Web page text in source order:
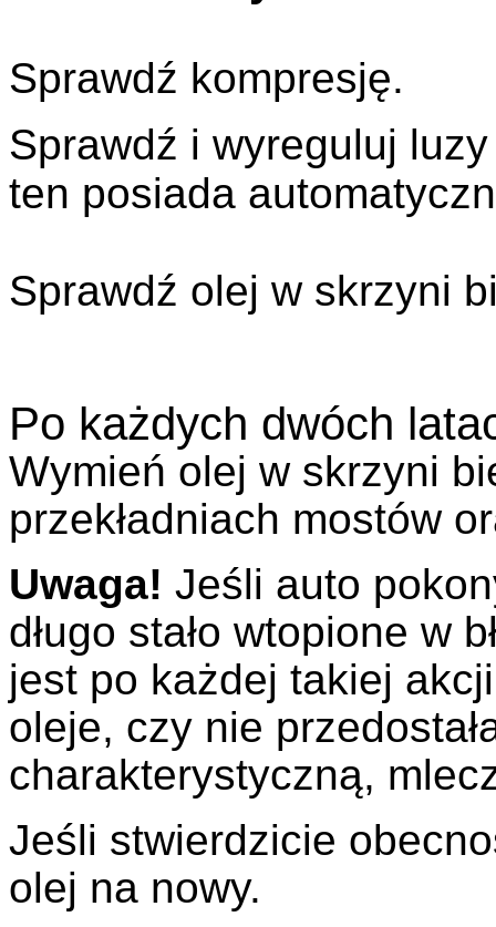
Sprawdź kompresję.
Sprawdź i wyreguluj
ten posiada
Sprawdź olej w skrzyni
Po każdych dwóch
Wymień olej w skrzyni
przekładniach mostów
Uwaga! Jeśli auto
długo stało wtopione w
jest po każdej takiej
oleje, czy nie
charakterystyczną,
Jeśli stwierdzicie
olej na nowy.